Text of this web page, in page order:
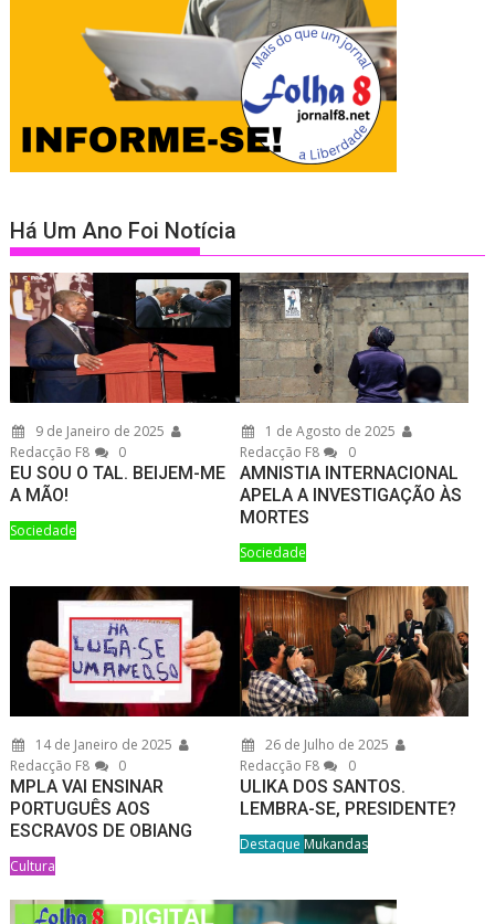
Há Um Ano Foi Notícia
9 de Janeiro de 2025
Redacção F8
0
EU SOU O TAL. BEIJEM-ME
A MÃO!
Sociedade
1 de Agosto de 2025
Redacção F8
0
AMNISTIA INTERNACIONAL
APELA A INVESTIGAÇÃO ÀS
MORTES
Sociedade
14 de Janeiro de 2025
Redacção F8
0
MPLA VAI ENSINAR
PORTUGUÊS AOS
ESCRAVOS DE OBIANG
Cultura
26 de Julho de 2025
Redacção F8
0
ULIKA DOS SANTOS.
LEMBRA-SE, PRESIDENTE?
Destaque Mukandas